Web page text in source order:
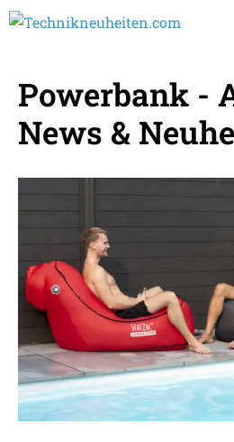
Powerbank -
News &